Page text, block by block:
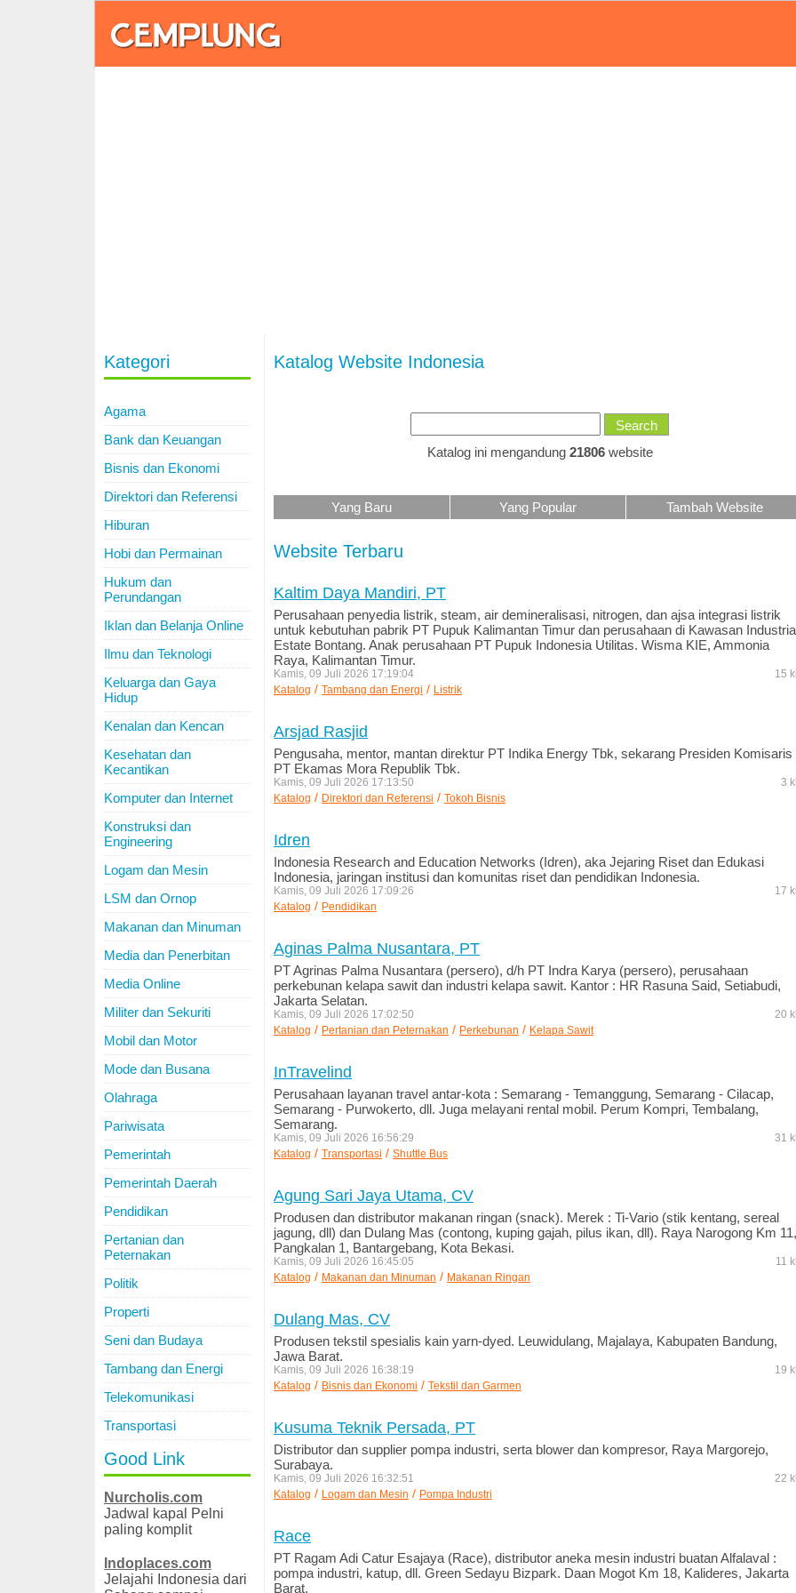
Kategori
Agama
Bank dan Keuangan
Bisnis dan Ekonomi
Direktori dan Referensi
Hiburan
Hobi dan Permainan
Hukum dan
Perundangan
Iklan dan Belanja Online
Ilmu dan Teknologi
Keluarga dan Gaya
Hidup
Kenalan dan Kencan
Kesehatan dan
Kecantikan
Komputer dan Internet
Konstruksi dan
Engineering
Logam dan Mesin
LSM dan Ornop
Makanan dan Minuman
Media dan Penerbitan
Media Online
Militer dan Sekuriti
Mobil dan Motor
Mode dan Busana
Olahraga
Pariwisata
Pemerintah
Pemerintah Daerah
Pendidikan
Pertanian dan
Peternakan
Politik
Properti
Seni dan Budaya
Tambang dan Energi
Telekomunikasi
Transportasi
Good Link
Nurcholis.com
Jadwal kapal Pelni
paling komplit
Indoplaces.com
Jelajahi Indonesia dari
Katalog Website Indonesia
Katalog ini mengandung 21806website
Yang Baru Yang Popular Tambah Website
Website Terbaru
Kaltim Daya Mandiri, PT
Perusahaan penyedia listrik, steam, air demineralisasi, nitrogen, dan ajsa integrasi listrik
untuk kebutuhan pabrik PT Pupuk Kalimantan Timur dan perusahaan di Kawasan
Estate Bontang. Anak perusahaan PT Pupuk Indonesia Utilitas. Wisma KIE, Ammonia
Raya, Kalimantan Timur.
Kamis, 09 Juli 2026 17:19:04
15
Katalog / Tambang dan Energi / Listrik
Arsjad Rasjid
Pengusaha, mentor, mantan direktur PT Indika Energy Tbk, sekarang Presiden Komisaris
PT Ekamas Mora Republik Tbk.
Kamis, 09 Juli 2026 17:13:50
3
Katalog / Direktori dan Referensi / Tokoh Bisnis
Idren
Indonesia Research and Education Networks (Idren), aka Jejaring Riset dan Edukasi
Indonesia, jaringan institusi dan komunitas riset dan pendidikan Indonesia.
Kamis, 09 Juli 2026 17:09:26
17
Katalog / Pendidikan
Aginas Palma Nusantara, PT
PT Agrinas Palma Nusantara (persero), d/h PT Indra Karya (persero), perusahaan
perkebunan kelapa sawit dan industri kelapa sawit. Kantor : HR Rasuna Said, Setiabudi,
Jakarta Selatan.
Kamis, 09 Juli 2026 17:02:50
20
Katalog / Pertanian dan Peternakan / Perkebunan / Kelapa Sawit
InTravelind
Perusahaan layanan travel antar-kota : Semarang - Temanggung, Semarang - Cilacap,
Semarang - Purwokerto, dll. Juga melayani rental mobil. Perum Kompri, Tembalang,
Semarang.
Kamis, 09 Juli 2026 16:56:29
31
Katalog / Transportasi / Shuttle Bus
Agung Sari Jaya Utama, CV
Produsen dan distributor makanan ringan (snack). Merek : Ti-Vario (stik kentang, sereal
jagung, dll) dan Dulang Mas (contong, kuping gajah, pilus ikan, dll). Raya Narogong Km 11,
Pangkalan 1, Bantargebang, Kota Bekasi.
Kamis, 09 Juli 2026 16:45:05
11
Katalog / Makanan dan Minuman / Makanan Ringan
Dulang Mas, CV
Produsen tekstil spesialis kain yarn-dyed. Leuwidulang, Majalaya, Kabupaten Bandung,
Jawa Barat.
Kamis, 09 Juli 2026 16:38:19
19
Katalog / Bisnis dan Ekonomi / Tekstil dan Garmen
Kusuma Teknik Persada, PT
Distributor dan supplier pompa industri, serta blower dan kompresor, Raya Margorejo,
Surabaya.
Kamis, 09 Juli 2026 16:32:51
22
Katalog / Logam dan Mesin / Pompa Industri
Race
PT Ragam Adi Catur Esajaya (Race), distributor aneka mesin industri buatan Alfalaval :
pompa industri, katup, dll. Green Sedayu Bizpark. Daan Mogot Km 18, Kalideres, Jakarta
Barat.